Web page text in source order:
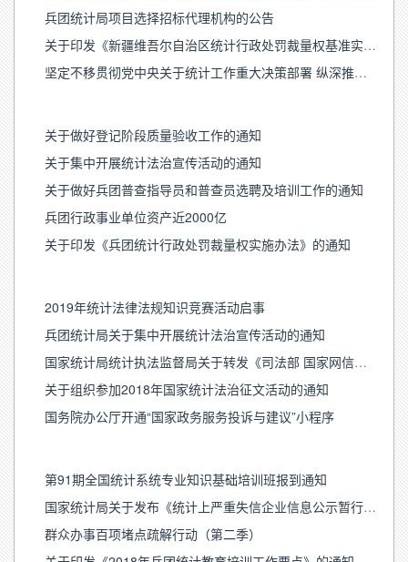
兵团统计局项目选择招标代理机构的公告
关于印发《新疆维吾尔自治区统计行政处罚裁量权基准实施办法》的通知
坚定不移贯彻党中央关于统计工作重大决策部署 纵深推进依法统计依法治统
关于做好登记阶段质量验收工作的通知
关于集中开展统计法治宣传活动的通知
关于做好兵团普查指导员和普查员选聘及培训工作的通知
兵团行政事业单位资产近2000亿
关于印发《兵团统计行政处罚裁量权实施办法》的通知
2019年统计法律法规知识竞赛活动启事
兵团统计局关于集中开展统计法治宣传活动的通知
国家统计局统计执法监督局关于转发《司法部 国家网信办 全国普法办关于开展第十三届全国百家网站 微信公众号法律知识竞赛活动的通知》的通知
关于组织参加2018年国家统计法治征文活动的通知
国务院办公厅开通“国家政务服务投诉与建议”小程序
第91期全国统计系统专业知识基础培训班报到通知
国家统计局关于发布《统计上严重失信企业信息公示暂行办法》的公告
群众办事百项堵点疏解行动（第二季）